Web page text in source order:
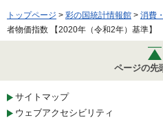
トップページ > 彩の国統計情報館 > 消費
者物価指数 【2020年（令和2年）基準】
ページの先
サイトマップ
ウェブアクセシビリティ